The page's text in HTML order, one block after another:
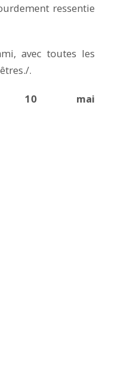
ressentie
avec toutes les
.
10 mai